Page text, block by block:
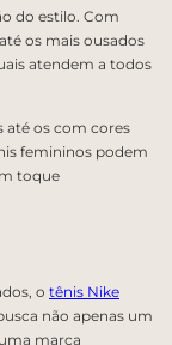
do estilo. Com
os mais ousados
atendem a todos
até os com cores
femininos podem
toque
o tênis Nike
não apenas um
marca